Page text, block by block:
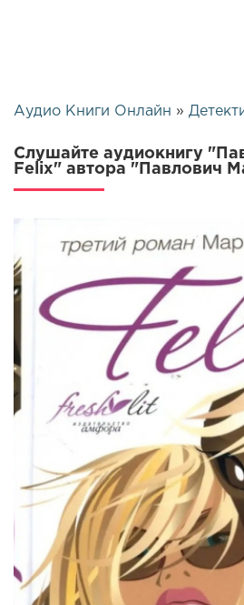
Аудио Книги Онлайн »
Слушайте аудиокнигу
Felix" автора "Павлович